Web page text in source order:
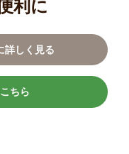
利に
詳しく見る
ちら